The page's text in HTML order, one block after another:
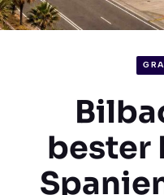
bester